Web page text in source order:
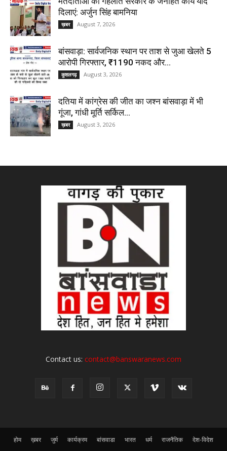
दिलाएं: अर्जुन सिंह बामनिया
ख़बर August 7, 2026
बांसवाड़ा: सार्वजनिक स्थान पर ताश से जुआ खेलते 5
आरोपी गिरफ्तार, ₹1190 नकद और...
कुशलगढ़ August 3, 2026
दतिया में कांग्रेस की जीत का जश्न बांसवाड़ा में भी
गूंजा, गांधी मूर्ति सर्किल...
ख़बर August 3, 2026
Contact us: contact@banswaranews.com
होम ख़बर जुर्म कार्यक्रम बांसवाडा भारत धर्म राजनैतिक देश-विदेश